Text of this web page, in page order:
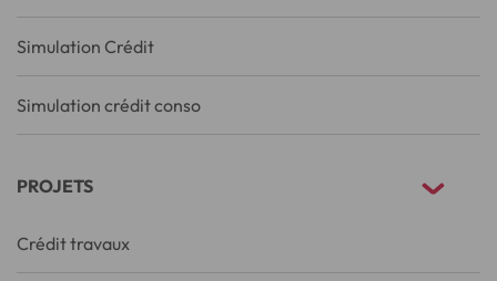
Simulation Crédit
Simulation crédit conso
PROJETS
Crédit travaux